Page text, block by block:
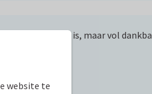
hij er niet meer is, maar vol
website te